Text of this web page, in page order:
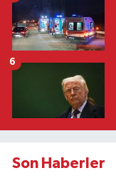
6
Son Haberler